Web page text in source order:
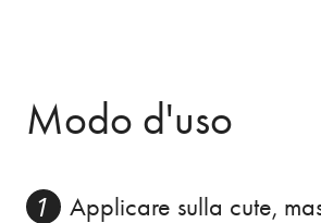
Modo d'uso
Applicare sulla cute,